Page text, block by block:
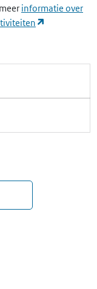
informatie over